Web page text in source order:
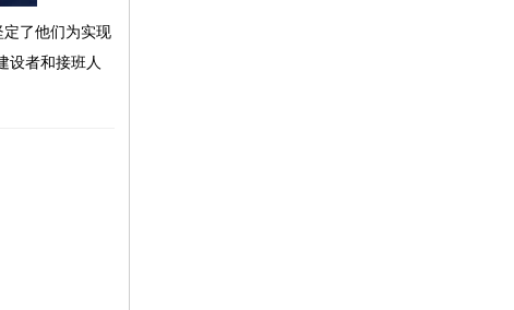
定了他们为实现
设者和接班人